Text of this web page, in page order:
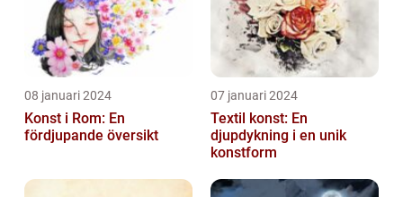
08 januari 2024
Konst i Rom: En
fördjupande översikt
07 januari 2024
Textil konst: En
djupdykning i en unik
konstform